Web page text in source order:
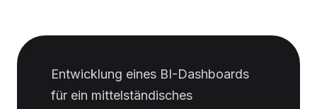
Entwicklung eines BI-Dashboards
für ein mittelständisches